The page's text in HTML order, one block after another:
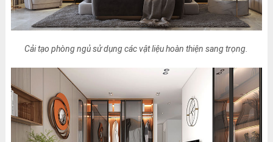
Cải tạo phòng ngủ sử dụng các vật liệu hoàn thiện sang trọng.